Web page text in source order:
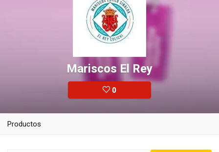
Mariscos El Rey
0
Productos